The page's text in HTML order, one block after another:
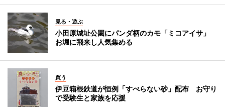
見る・遊ぶ
小田原城址公園にパンダ柄のカモ「ミコアイサ」
お堀に飛来し人気集める
買う
伊豆箱根鉄道が恒例「すべらない砂」配布 お守り
で受験生と家族を応援